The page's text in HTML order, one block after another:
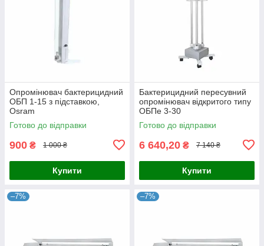
Опромінювач бактерицидний
ОБП 1-15 з підставкою,
Osram
Готово до відправки
900 ₴ 1 000 ₴
Купити
Бактерицидний пересувний
опромінювач відкритого типу
ОБПе 3-30
Готово до відправки
6 640,20 ₴ 7 140 ₴
Купити
–7% –7%